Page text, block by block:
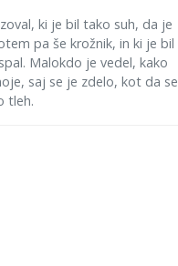
ki je bil tako suh, da je
pa še krožnik, in ki je bil
Malokdo je vedel, kako
saj se je zdelo, kot da se
tleh.